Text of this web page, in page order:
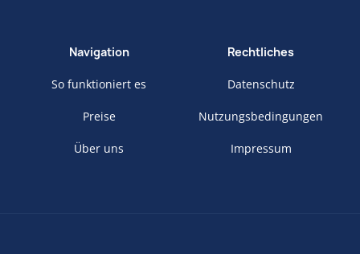
Navigation
So funktioniert es
Preise
Über uns
Rechtliches
Datenschutz
Nutzungsbedingungen
Impressum